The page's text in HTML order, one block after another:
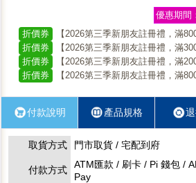
優惠期間
折價券
【2026第三季新朋友註冊禮，滿
折價券
【2026第三季新朋友註冊禮，滿
折價券
【2026第三季新朋友註冊禮，滿
折價券
【2026第三季新朋友註冊禮，滿
付款說明 產品規格
取貨方式 門市取貨 / 宅配到府
付款方式
ATM匯款 / 刷卡 / Pi 錢包 /
Pay